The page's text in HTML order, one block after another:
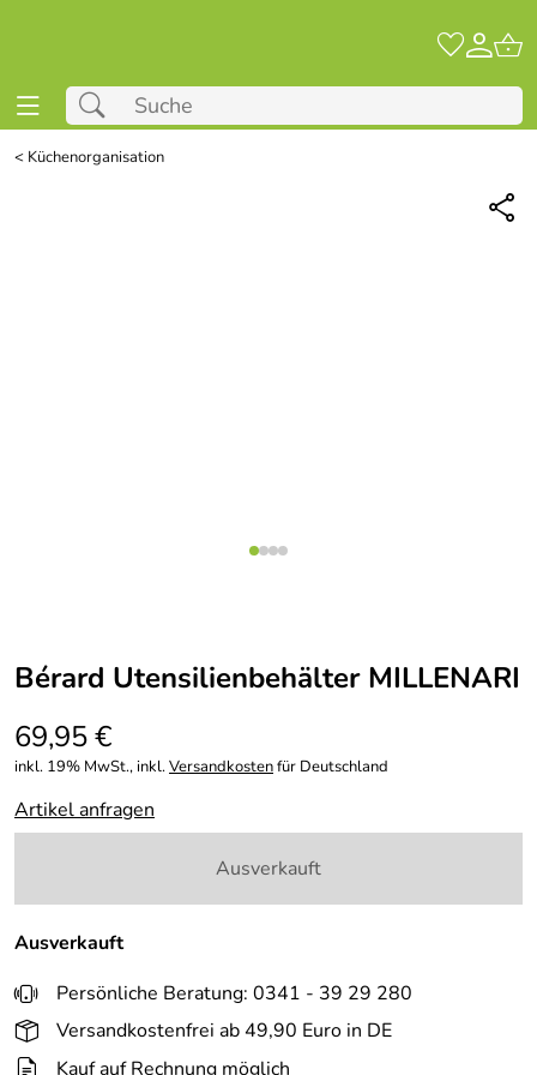
< Küchenorganisation
Bérard Utensilienbehälter MILLENARI
69,95 €
inkl. 19% MwSt., inkl.Versandkostenfür Deutschland
Artikel anfragen
Ausverkauft
Ausverkauft
Persönliche Beratung: 0341 - 39 29 280
Versandkostenfrei ab 49,90 Euro in DE
Kauf auf Rechnung möglich